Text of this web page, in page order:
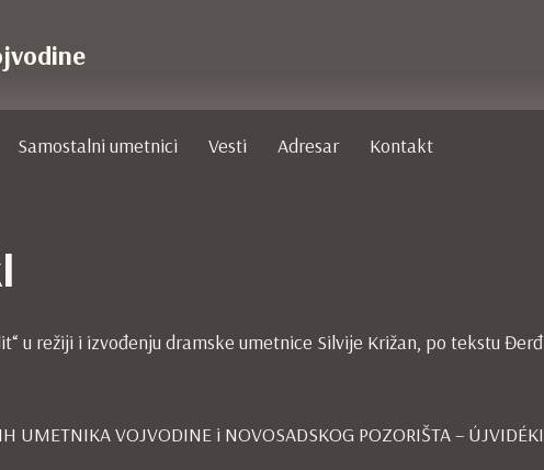
Samostalni umetnici Vesti Adresar Kontakt
u režiji i izvođenju dramske umetnice Silvije Križan, po tekstu Đerđ
UMETNIKA VOJVODINE i NOVOSADSKOG POZORIŠTA – ÚJVIDÉKI